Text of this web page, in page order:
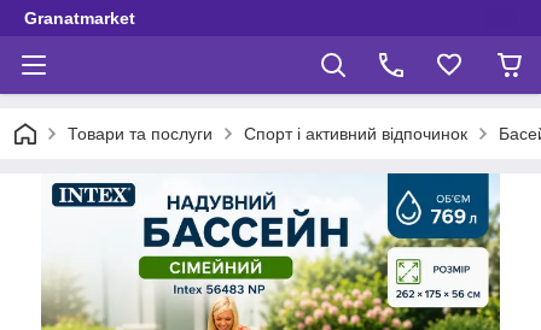
Granatmarket
Товари та послуги Спорт і активний відпочинок